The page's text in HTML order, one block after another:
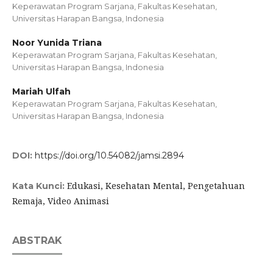
Keperawatan Program Sarjana, Fakultas Kesehatan,
Universitas Harapan Bangsa, Indonesia
Noor Yunida Triana
Keperawatan Program Sarjana, Fakultas Kesehatan,
Universitas Harapan Bangsa, Indonesia
Mariah Ulfah
Keperawatan Program Sarjana, Fakultas Kesehatan,
Universitas Harapan Bangsa, Indonesia
DOI: https://doi.org/10.54082/jamsi.2894
Kata Kunci: Edukasi, Kesehatan Mental, Pengetahuan
Remaja, Video Animasi
ABSTRAK